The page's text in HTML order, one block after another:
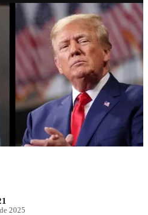
paciencia pide
aranceles de
2025